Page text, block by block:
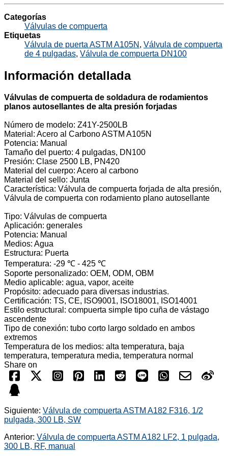
Categorías
Válvulas de compuerta
Etiquetas
Válvula de puerta ASTM A105N , Válvula de compuerta
de 4 pulgadas, Válvula de compuerta DN100
Información detallada
Válvulas de compuerta de soldadura de rodamientos
planos autosellantes de alta presión forjadas
Número de modelo: Z41Y-2500LB
Material: Acero al Carbono ASTM A105N
Potencia: Manual
Tamaño del puerto: 4 pulgadas, DN100
Presión: Clase 2500 LB, PN420
Material del cuerpo: Acero al carbono
Material del sello: Junta
Característica: Válvula de compuerta forjada de alta presión,
Válvula de compuerta con rodamiento plano autosellante
Tipo: Válvulas de compuerta
Aplicación: generales
Potencia: Manual
Medios: Agua
Estructura: Puerta
Temperatura: -29 ℃ - 425 ℃
Soporte personalizado: OEM, ODM, OBM
Medio aplicable: agua, vapor, aceite
Propósito: adecuado para diversas industrias.
Certificación: TS, CE, ISO9001, ISO18001, ISO14001
Estilo estructural: compuerta simple tipo cuña de vástago
ascendente
Tipo de conexión: tubo corto largo soldado en ambos
extremos
Temperatura de los medios: alta temperatura, baja
temperatura, temperatura media, temperatura normal
Share on
Siguiente: Válvula de compuerta ASTM A182 F316, 1/2
pulgada, 300 LB, SW
Anterior: Válvula de compuerta ASTM A182 LF2, 1 pulgada,
300 LB, RF, manual